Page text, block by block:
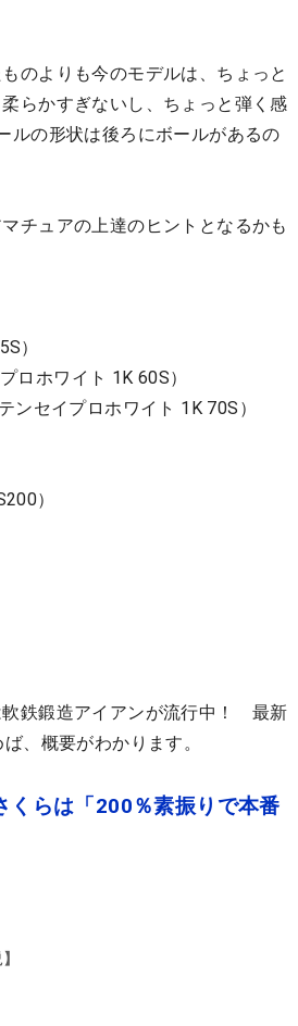
のよりも今のモデルは、ちょっと
らかすぎないし、ちょっと弾く感
ルの形状は後ろにボールがあるの
チュアの上達のヒントとなるかも
）
ロホワイト 1K 60S）
セイプロホワイト 1K 70S）
）
軟鉄鍛造アイアンが流行中！ 最新
、概要がわかります。
くらは「200％素振りで本番